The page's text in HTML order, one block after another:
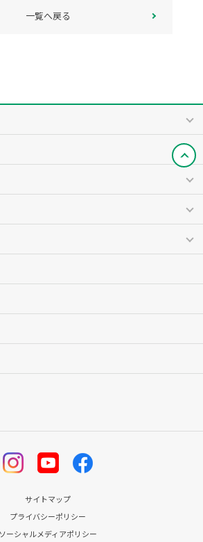
一覧へ戻る
サイトマップ
プライバシーポリシー
ソーシャルメディアポリシー